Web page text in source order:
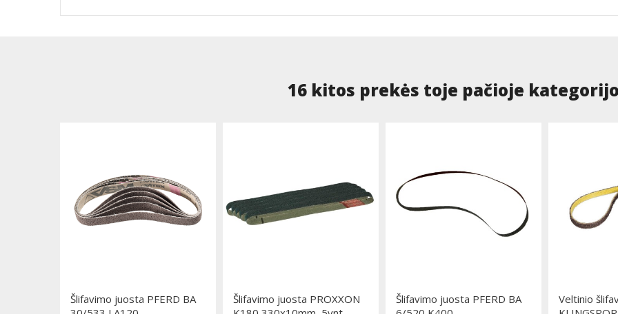
16 kitos prekės toje pačioje
Šlifavimo juosta PFERD BA
Šlifavimo juosta PROXXON
Šlifavimo juosta PFERD BA
Veltinio